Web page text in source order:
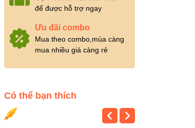
để được hỗ trợ ngay
Ưu đãi combo
Mua theo combo,mùa càng
mua nhiều giá càng rẻ
Có thể bạn thích